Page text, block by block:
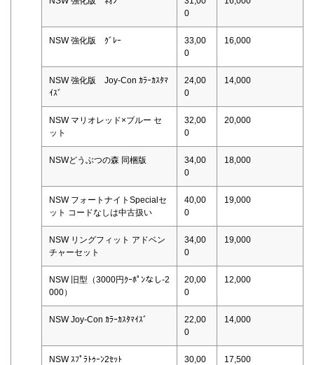
0
NSW 強化版 ｸﾞﾚｰ
33,00
0
16,000
NSW 強化版 Joy-Con ｶﾗｰｶｽﾀﾏ
ｲｽﾞ
24,00
0
14,000
NSW マリオレッド×ブルー セ
ット
32,00
0
20,000
NSWどうぶつの森 同梱版
34,00
0
18,000
NSW フォートナイトSpecialセ
ット コードなしは中古扱い
40,00
0
19,000
NSW リングフィット アドベン
チャーセット
34,00
0
19,000
NSW 旧型（3000円ｸｰﾎﾟﾝなし-2
000）
20,00
0
12,000
NSW Joy-Con ｶﾗｰｶｽﾀﾏｲｽﾞ
22,00
0
14,000
NSW ｽﾌﾟﾗﾄｩｰﾝ2ｾｯﾄ
30,00
17,500